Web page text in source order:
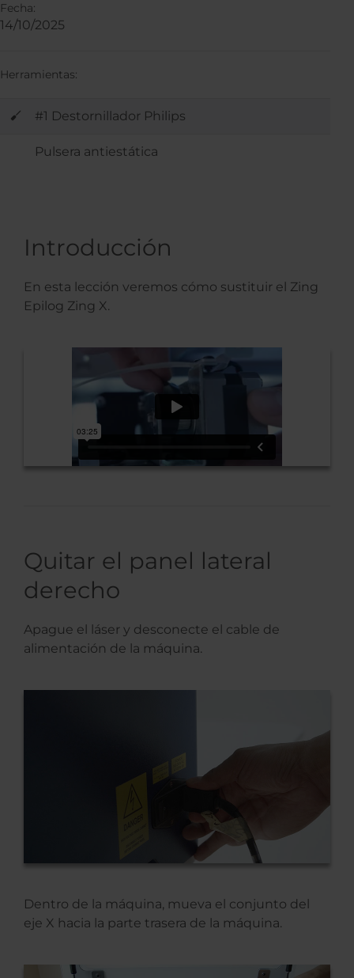
Introducción
En esta lección veremos cómo sustituir el Zing
Epilog Zing X.
Quitar el panel lateral
derecho
Apague el láser y desconecte el cable de
alimentación de la máquina.
Dentro de la máquina, mueva el conjunto del
eje X hacia la parte trasera de la máquina.
Fecha:
14/10/2025
Herramientas:
#1 Destornillador Philips
Pulsera antiestática